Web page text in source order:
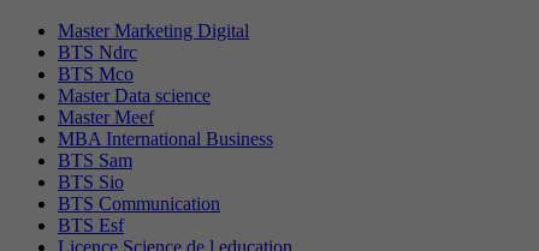
Master Marketing Digital
BTS Ndrc
BTS Mco
Master Data science
Master Meef
MBA International Business
BTS Sam
BTS Sio
BTS Communication
BTS Esf
Licence Science de l education